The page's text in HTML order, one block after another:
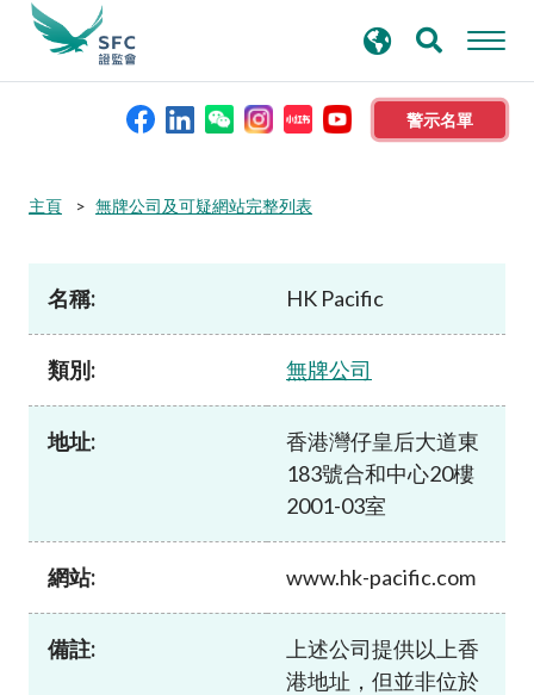
警示名單
本會簡介
規則及標準
資料庫
尋
主頁 無牌公司及可疑網站完整列表
名稱: HK Pacific
類別: 無牌公司
地址:
香港灣仔皇后大道東
183號合和中心20樓
2001-03室
網站: www.hk-pacific.com
備註:
上述公司提供以上香
港地址，但並非位於